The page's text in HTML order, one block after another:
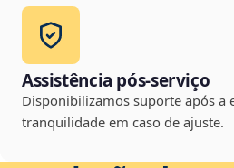
Assistência pós-serviço
Disponibilizamos suporte após a
tranquilidade em caso de ajuste.